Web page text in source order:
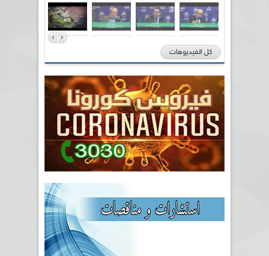
كل الفيديوهات